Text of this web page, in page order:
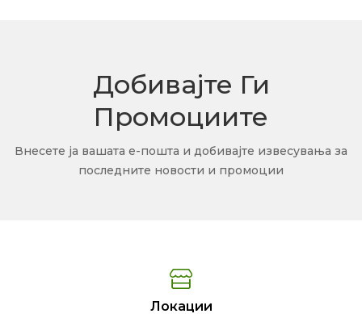
Добивајте Ги
Промоциите
Внесете ја вашата е-пошта и добивајте извесувања за
последните новости и промоции
Локации